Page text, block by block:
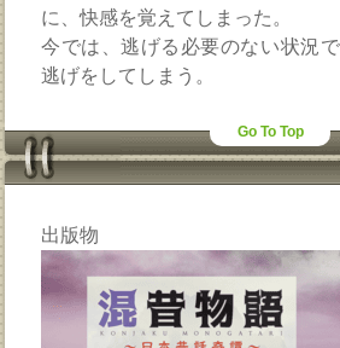
に、快感を覚えてしまった。
今では、逃げる必要のない状況
逃げをしてしまう。
Go To Top
出版物